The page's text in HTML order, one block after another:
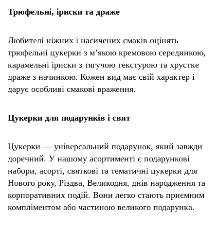
Трюфельні, іриски та драже
Любителі ніжних і насичених смаків оцінять
трюфельні цукерки з м’якою кремовою серединкою,
карамельні іриски з тягучою текстурою та хрустке
драже з начинкою. Кожен вид має свій характер і
дарує особливі смакові враження.
Цукерки для подарунків і свят
Цукерки — універсальний подарунок, який завжди
доречний. У нашому асортименті є подарункові
набори, асорті, святкові та тематичні цукерки для
Нового року, Різдва, Великодня, днів народження та
корпоративних подій. Вони легко стають приємним
компліментом або частиною великого подарунка.